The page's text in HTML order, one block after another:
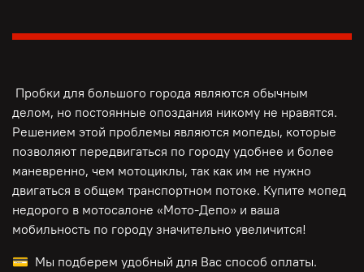
Пробки для большого города являются обычным
делом, но постоянные опоздания никому не нравятся.
Решением этой проблемы являются мопеды, которые
позволяют передвигаться по городу удобнее и более
маневренно, чем мотоциклы, так как им не нужно
двигаться в общем транспортном потоке. Купите мопед
недорого в мотосалоне «Мото-Депо» и ваша
мобильность по городу значительно увеличится!
💳 Мы подберем удобный для Вас способ оплаты.